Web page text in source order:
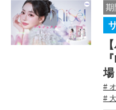
期
場
#
#